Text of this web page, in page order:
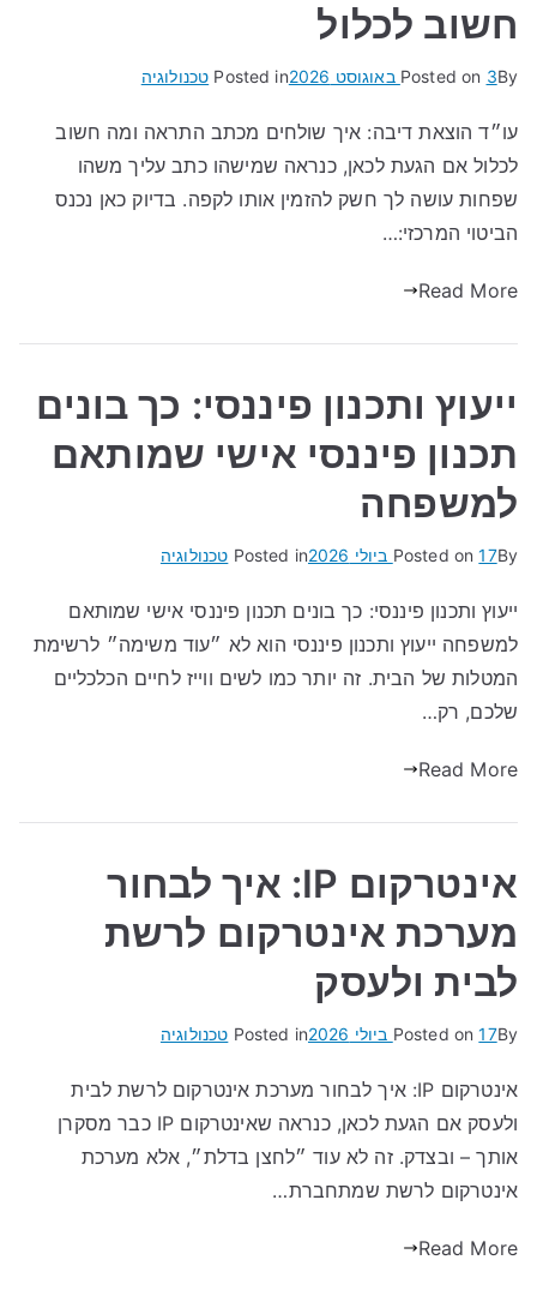
חשוב לכלול
By
Posted on 3 באוגוסט 2026 Posted in טכנולוגיה
עו״ד הוצאת דיבה: איך שולחים מכתב התראה ומה חשוב
לכלול אם הגעת לכאן, כנראה שמישהו כתב עליך משהו
שפחות עושה לך חשק להזמין אותו לקפה. בדיוק כאן נכנס
הביטוי המרכזי:…
Read More
ייעוץ ותכנון פיננסי: כך בונים
תכנון פיננסי אישי שמותאם
למשפחה
By
Posted on17 ביולי 2026 Posted in טכנולוגיה
ייעוץ ותכנון פיננסי: כך בונים תכנון פיננסי אישי שמותאם
למשפחה ייעוץ ותכנון פיננסי הוא לא ״עוד משימה״ לרשימת
המטלות של הבית. זה יותר כמו לשים ווייז לחיים הכלכליים
שלכם, רק…
Read More
אינטרקום IP: איך לבחור
מערכת אינטרקום לרשת
לבית ולעסק
By
Posted on17 ביולי 2026 Posted in טכנולוגיה
אינטרקום IP: איך לבחור מערכת אינטרקום לרשת לבית
ולעסק אם הגעת לכאן, כנראה שאינטרקום IP כבר מסקרן
אותך – ובצדק. זה לא עוד ״לחצן בדלת״, אלא מערכת
אינטרקום לרשת שמתחברת…
Read More